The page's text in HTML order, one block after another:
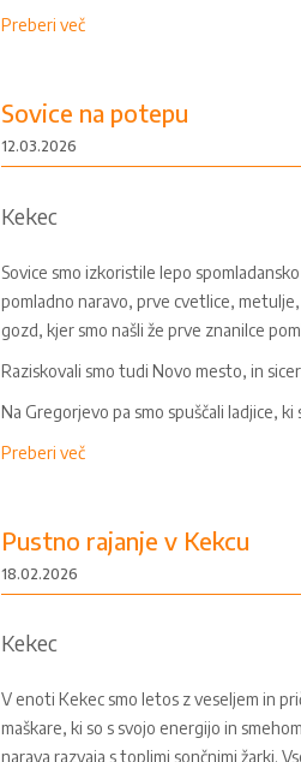
Preberi več
Sovice na potepu
12.03.2026
Kekec
Sovice smo izkoristile lepo
pomladno naravo, prve cvetlice,
gozd, kjer smo našli že prve znanilce
Raziskovali smo tudi Novo mesto, in
Na Gregorjevo pa smo spuščali ladjice,
Preberi več
Pustno rajanje v Kekcu
18.02.2026
Kekec
V enoti Kekec smo letos z veseljem in
maškare, ki so s svojo energijo in
narava razvaja s toplimi sončnimi žarki.